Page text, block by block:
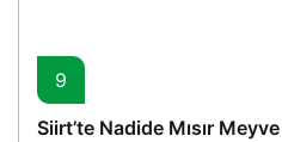
9
Siirt’te Nadide Mısır